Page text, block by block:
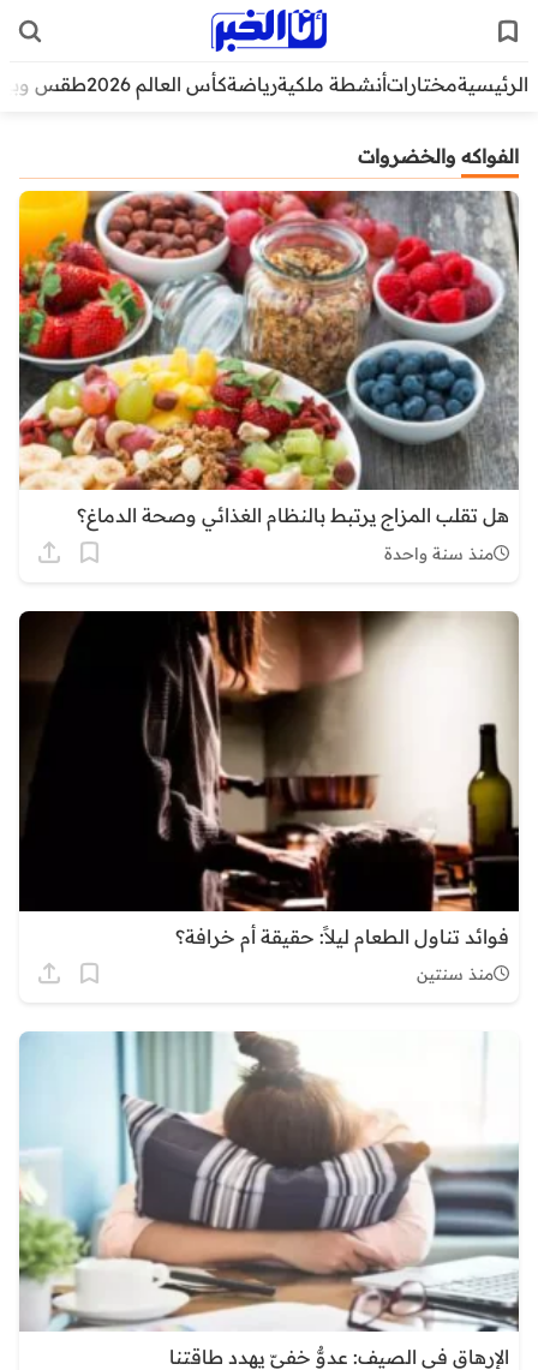
الرئيسيةمختاراتأنشطة ملكيةرياضةكأس العالم 2026 طقس
الفواكه والخضروات
هل تقلب المزاج يرتبط بالنظام الغذائي وصحة الدماغ؟
منذ سنة واحدة
فوائد تناول الطعام ليلاً: حقيقة أم خرافة؟
منذ سنتين
الإرهاق في الصيف: عدوٌّ خفيّ يهدد طاقتنا